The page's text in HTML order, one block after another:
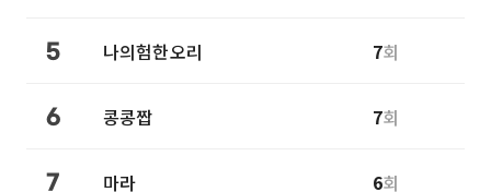
5 나의험한오리 7회
6 콩콩짭 7회
7 마라 6회